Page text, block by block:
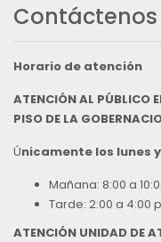
Contáctenos
Horario de atención
ATENCIÓN AL PÚBLICO
PISO DE LA
Únicamente los lunes
Mañana: 8:00 a
Tarde: 2:00 a 4:00
ATENCIÓN UNIDAD DE